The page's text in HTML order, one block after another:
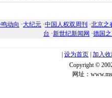
动向 ·大纪元 ·中国人权双周刊 ·北京之
台 ·新世纪新闻网 ·德国
设为首页 加入
Copyright ©
网址：